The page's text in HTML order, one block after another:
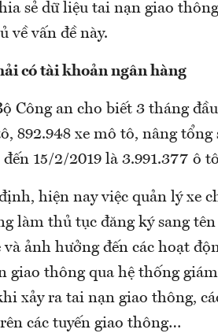
sẻ dữ liệu tai nạn giao
về vấn đề này.
có tài khoản ngân hàng
Công an cho biết 3 tháng
892.948 xe mô tô, nâng
15/2/2019 là 3.991.377 ô
hiện nay việc quản lý xe
làm thủ tục đăng ký sang
và ảnh hưởng đến các hoạt
giao thông qua hệ thống
xảy ra tai nạn giao thông,
các tuyến giao thông…